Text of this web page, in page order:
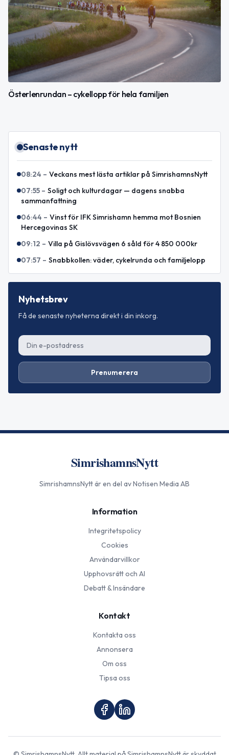
Österlenrundan – cykellopp för hela familjen
Senaste nytt
08:24 – Veckans mest lästa artiklar på SimrishamnsNytt
07:55 – Soligt och kulturdagar — dagens snabba
sammanfattning
06:44 – Vinst för IFK Simrishamn hemma mot Bosnien
Hercegovinas SK
09:12 – Villa på Gislövsvägen 6 såld för 4 850 000kr
07:57 – Snabbkollen: väder, cykelrunda och familjelopp
Nyhetsbrev
Få de senaste nyheterna direkt i din inkorg.
Prenumerera
SimrishamnsNytt
SimrishamnsNyttär en del av Notisen Media AB
Information
Integritetspolicy
Cookies
Användarvillkor
Upphovsrätt och AI
Debatt & Insändare
Kontakt
Kontakta oss
Annonsera
Om oss
Tipsa oss